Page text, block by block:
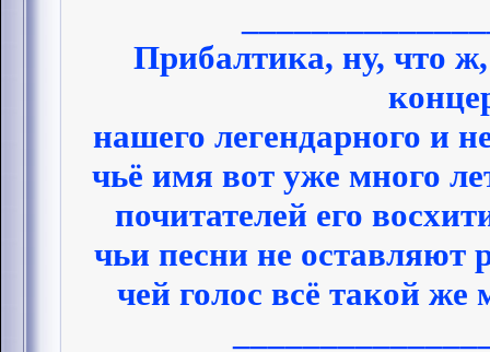
Прибалтика, ну, что
нашего легендарного и
чьё имя вот уже много
почитателей его
чьи песни не
чей голос всё такой